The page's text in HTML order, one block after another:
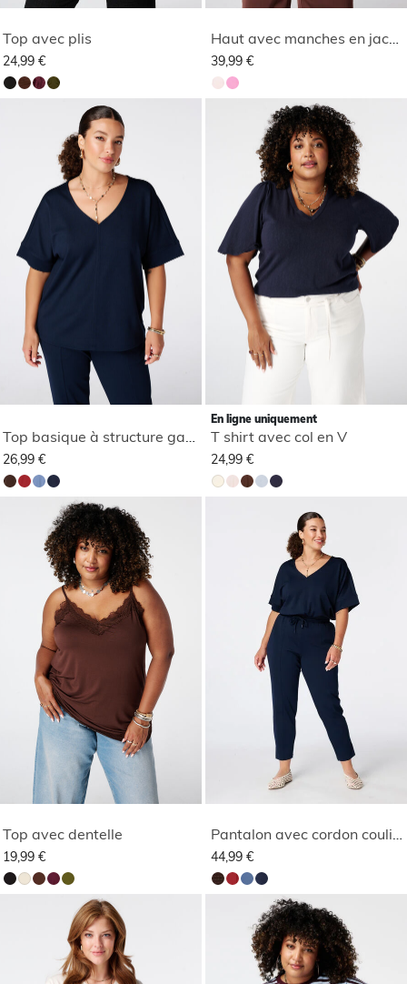
Top avec plis
24,99 €
Haut avec manches en jacquard
39,99 €
26,99 €
En ligne uniquement
T shirt avec col en V
24,99 €
Top avec dentelle
19,99 €
Pantalon avec cordon coulissant
44,99 €